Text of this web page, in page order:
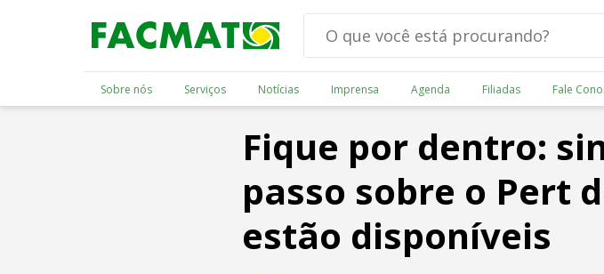
Sobre nós Serviços Notícias Imprensa Agenda Filiadas Fale
Fique por dentro:
passo sobre o Pert
estão disponíveis